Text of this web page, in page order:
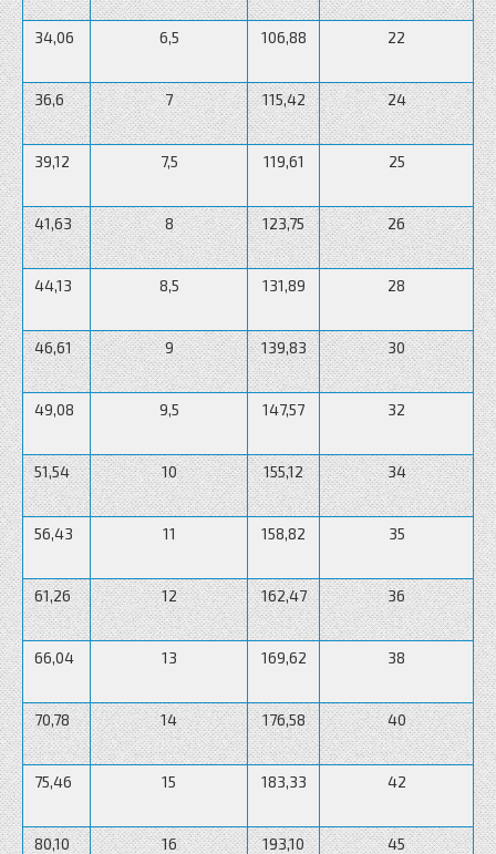
34,06 6,5 106,88 22
36,6 7 115,42 24
39,12 7,5 119,61 25
41,63 8 123,75 26
44,13 8,5 131,89 28
46,61 9 139,83 30
49,08 9,5 147,57 32
51,54 10 155,12 34
56,43 11 158,82 35
61,26 12 162,47 36
66,04 13 169,62 38
70,78 14 176,58 40
75,46 15 183,33 42
80,10 16 193,10 45